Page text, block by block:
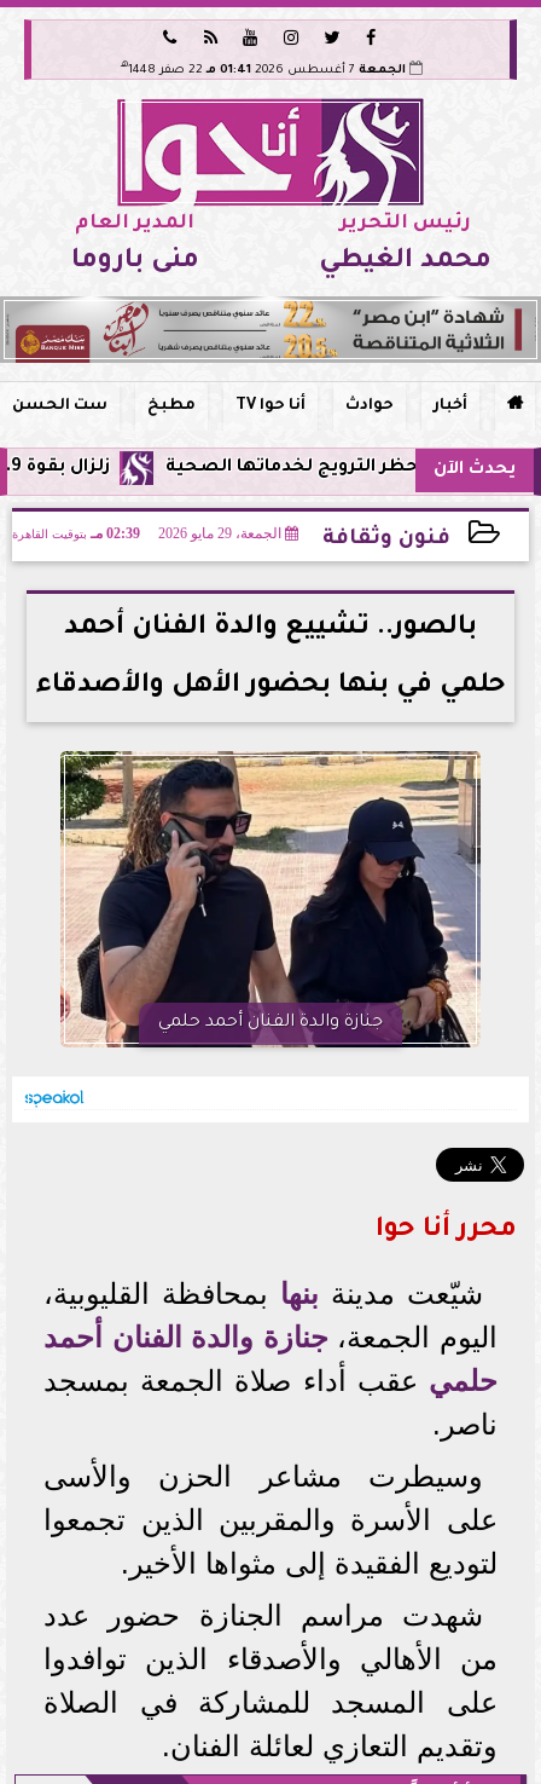






الجمعة 01:41 مـ 22 صفر 1448 هـ
رئيس التحرير
محمد الغيطي
المدير العام
منى باروما
 أخبار حوادث أنا حوا TV مطبخ ست الحسن
يحدث الآن زلزال بقوة 5.9 ريختر يشعر به سكان القاهرة وعدة محافظات.. مركزه شرق البحر المتوسط الترويج لخدماتها الصحية
فنون وثقافة الجمعة، 29 مايو 2026 02:39 مـ بتوقيت القاهرة
2026-05-29 14:39:26
بالصور.. تشييع والدة الفنان أحمد
حلمي في بنها بحضور الأهل والأصدقاء
جنازة والدة الفنان أحمد حلمي
محرر أنا حوا
شيّعت مدينة بنها بمحافظة القليوبية،
اليوم الجمعة، جنازة والدة الفنان أحمد
حلمي عقب أداء صلاة الجمعة بمسجد
ناصر.
وسيطرت مشاعر الحزن والأسى
على الأسرة والمقربين الذين تجمعوا
لتوديع الفقيدة إلى مثواها الأخير.
شهدت مراسم الجنازة حضور عدد
من الأهالي والأصدقاء الذين توافدوا
على المسجد للمشاركة في الصلاة
وتقديم التعازي لعائلة الفنان.